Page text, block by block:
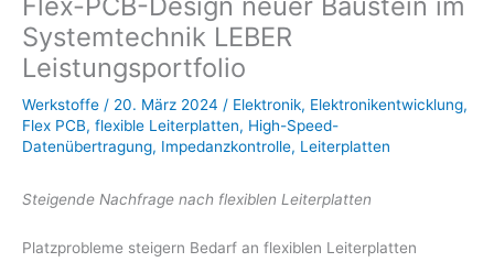
Systemtechnik LEBER
Leistungsportfolio
Werkstoffe / 20. März 2024 / Elektronik, Elektronikentwicklung,
Flex PCB, flexible Leiterplatten, High-Speed-
Datenübertragung, Impedanzkontrolle, Leiterplatten
Steigende Nachfrage nach flexiblen Leiterplatten
Platzprobleme steigern Bedarf an flexiblen Leiterplatten